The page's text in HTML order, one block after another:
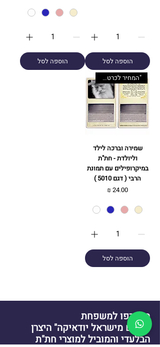
הוספה לסל
הוספה לסל
"המחיר לכרטיס בלבד. ניתן לשדרג
שמירה וברכה לילד
וליולדת - חת"ת
במיקרופילים עם תמונת
הרבי ( דגם 5010 )
מחיר
הוספה לסל
הצטרפו למשפחת
"שלום מישראל יודאיקה" היצרן
הבלעדי והמוביל למוצרי חת"ת